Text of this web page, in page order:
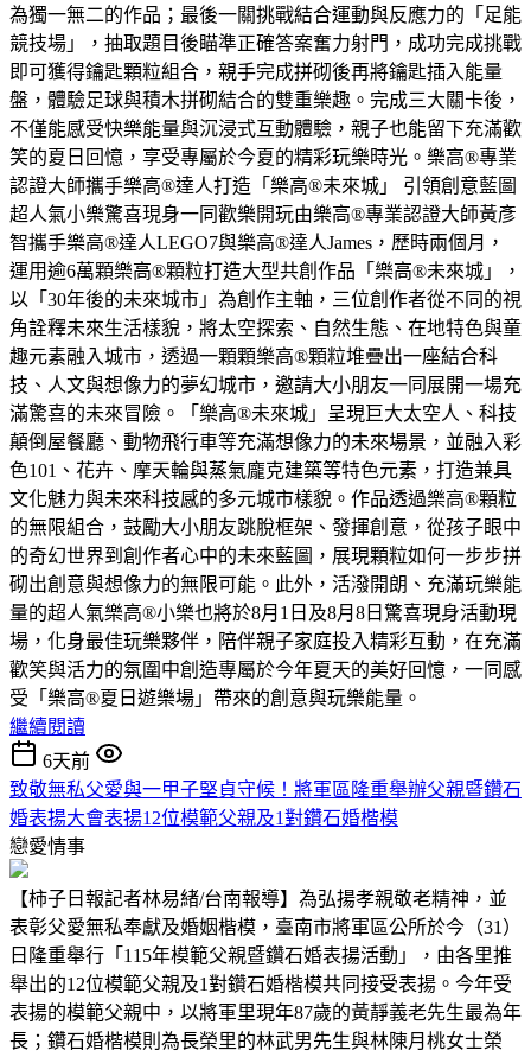
為獨一無二的作品；最後一關挑戰結合運動與反應力的「足能
競技場」，抽取題目後瞄準正確答案奮力射門，成功完成挑戰
即可獲得鑰匙顆粒組合，親手完成拼砌後再將鑰匙插入能量
盤，體驗足球與積木拼砌結合的雙重樂趣。完成三大關卡後，
不僅能感受快樂能量與沉浸式互動體驗，親子也能留下充滿歡
笑的夏日回憶，享受專屬於今夏的精彩玩樂時光。樂高®專業
認證大師攜手樂高®達人打造「樂高®未來城」 引領創意藍圖
超人氣小樂驚喜現身一同歡樂開玩由樂高®專業認證大師黃彥
智攜手樂高®達人LEGO7與樂高®達人James，歷時兩個月，
運用逾6萬顆樂高®顆粒打造大型共創作品「樂高®未來城」，
以「30年後的未來城市」為創作主軸，三位創作者從不同的視
角詮釋未來生活樣貌，將太空探索、自然生態、在地特色與童
趣元素融入城市，透過一顆顆樂高®顆粒堆疊出一座結合科
技、人文與想像力的夢幻城市，邀請大小朋友一同展開一場充
滿驚喜的未來冒險。「樂高®未來城」呈現巨大太空人、科技
顛倒屋餐廳、動物飛行車等充滿想像力的未來場景，並融入彩
色101、花卉、摩天輪與蒸氣龐克建築等特色元素，打造兼具
文化魅力與未來科技感的多元城市樣貌。作品透過樂高®顆粒
的無限組合，鼓勵大小朋友跳脫框架、發揮創意，從孩子眼中
的奇幻世界到創作者心中的未來藍圖，展現顆粒如何一步步拼
砌出創意與想像力的無限可能。此外，活潑開朗、充滿玩樂能
量的超人氣樂高®小樂也將於8月1日及8月8日驚喜現身活動現
場，化身最佳玩樂夥伴，陪伴親子家庭投入精彩互動，在充滿
歡笑與活力的氛圍中創造專屬於今年夏天的美好回憶，一同感
受「樂高®夏日遊樂場」帶來的創意與玩樂能量。
繼續閱讀
6天前
致敬無私父愛與一甲子堅貞守候！將軍區隆重舉辦父親暨鑽石
婚表揚大會表揚12位模範父親及1對鑽石婚楷模
戀愛情事
【柿子日報記者林易緒/台南報導】為弘揚孝親敬老精神，並
表彰父愛無私奉獻及婚姻楷模，臺南市將軍區公所於今（31）
日隆重舉行「115年模範父親暨鑽石婚表揚活動」，由各里推
舉出的12位模範父親及1對鑽石婚楷模共同接受表揚。今年受
表揚的模範父親中，以將軍里現年87歲的黃靜義老先生最為年
長；鑽石婚楷模則為長榮里的林武男先生與林陳月桃女士榮